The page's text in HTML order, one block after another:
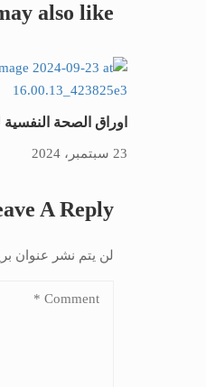
also like
اوراق الصحة النفسية
23 سبتمبر، 2024
A Reply
لن يتم نشر عنوان